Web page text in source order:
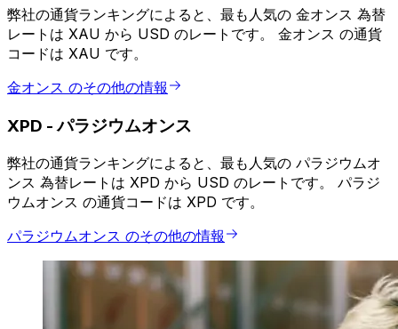
弊社の通貨ランキングによると、最も人気の 金オンス 為替
レートは XAU から USD のレートです。 金オンス の通貨
コードは XAU です。
金オンス のその他の情報
XPD -パラジウムオンス
弊社の通貨ランキングによると、最も人気の パラジウムオ
ンス 為替レートは XPD から USD のレートです。 パラジ
ウムオンス の通貨コードは XPD です。
パラジウムオンス のその他の情報